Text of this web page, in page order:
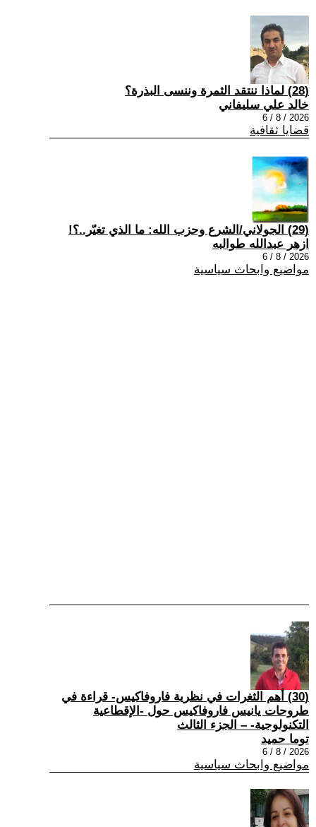
(28) لماذا ننتقد الثمرة وننسى البذرة؟
خالد علي سليفاني
2026 / 8 / 6
قضايا ثقافية
(29) الجولاني/الشرع وحزب الله: ما الذي تغيّر..؟!
ازهر عبدالله طوالبه
2026 / 8 / 6
مواضيع وابحاث سياسية
(30) أهم الثغرات في نظرية فاروفاكيس- قراءة في
طروحات يانيس فاروفاكيس حول -الإقطاعية
التكنولوجية- – الجزء الثالث
توما حميد
2026 / 8 / 6
مواضيع وابحاث سياسية